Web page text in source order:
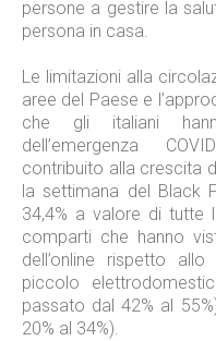
persone a gestire la
persona in casa.
Le limitazioni alla
aree del Paese e
che gli italiani
dell’emergenza
contribuito alla crescita
la settimana del Black
34,4% a valore di tutte
comparti che hanno
dell’online rispetto
piccolo
passato dal 42% al
20% al 34%).